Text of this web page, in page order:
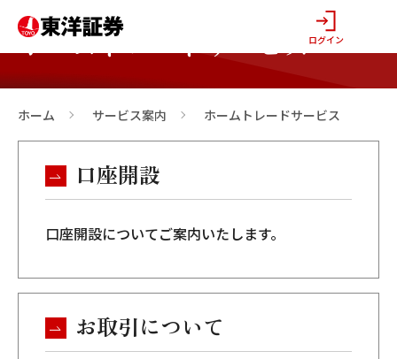
ログイン
ホームトレードサービス
ホーム >
サービス案内 >
ホームトレードサービス
口座開設
口座開設についてご案内いたします。
お取引について